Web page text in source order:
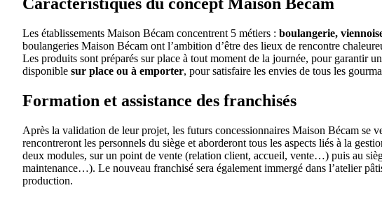
Les établissements Maison Bécam concentrent 5 métiers : boulangerie,
boulangeries Maison Bécam ont l’ambition d’être des lieux de rencontre
Les produits sont préparés sur place à tout moment de la journée, pour garantir
disponible sur place ou à emporter, pour satisfaire les envies de tous les
Formation et assistance des franchisés
Après la validation de leur projet, les futurs concessionnaires Maison Bécam se
rencontreront les personnels du siège et aborderont tous les aspects liés à la
deux modules, sur un point de vente (relation client, accueil, vente…) puis au
maintenance…). Le nouveau franchisé sera également immergé dans l’atelier
production.